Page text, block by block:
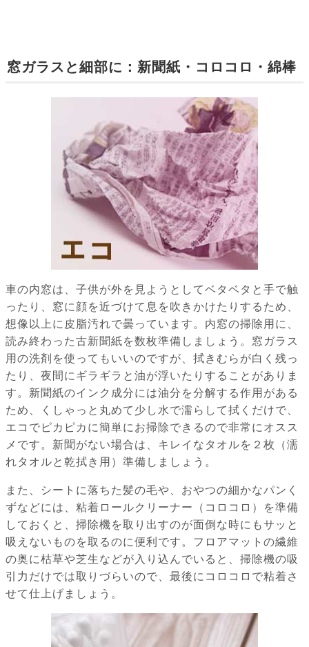
窓ガラスと細部に：新聞紙・コロコロ・綿棒
車の内窓は、子供が外を見ようとしてベタベタと手で触
ったり、窓に顔を近づけて息を吹きかけたりするため、
想像以上に皮脂汚れで曇っています。内窓の掃除用に、
読み終わった古新聞紙を数枚準備しましょう。窓ガラス
用の洗剤を使ってもいいのですが、拭きむらが白く残っ
たり、夜間にギラギラと油が浮いたりすることがありま
す。新聞紙のインク成分には油分を分解する作用がある
ため、くしゃっと丸めて少し水で濡らして拭くだけで、
エコでピカピカに簡単にお掃除できるので非常にオスス
メです。新聞がない場合は、キレイなタオルを２枚（濡
れタオルと乾拭き用）準備しましょう。
また、シートに落ちた髪の毛や、おやつの細かなパンく
ずなどには、粘着ロールクリーナー（コロコロ）を準備
しておくと、掃除機を取り出すのが面倒な時にもサッと
吸えないものを取るのに便利です。フロアマットの繊維
の奥に枯草や芝生などが入り込んでいると、掃除機の吸
引力だけでは取りづらいので、最後にコロコロで粘着さ
せて仕上げましょう。